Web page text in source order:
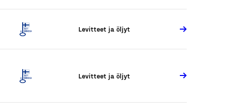
Levitteet ja öljyt
Levitteet ja öljyt